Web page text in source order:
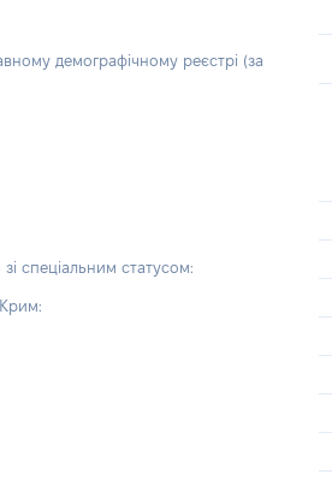
демографічному реєстрі (за
спеціальним статусом: